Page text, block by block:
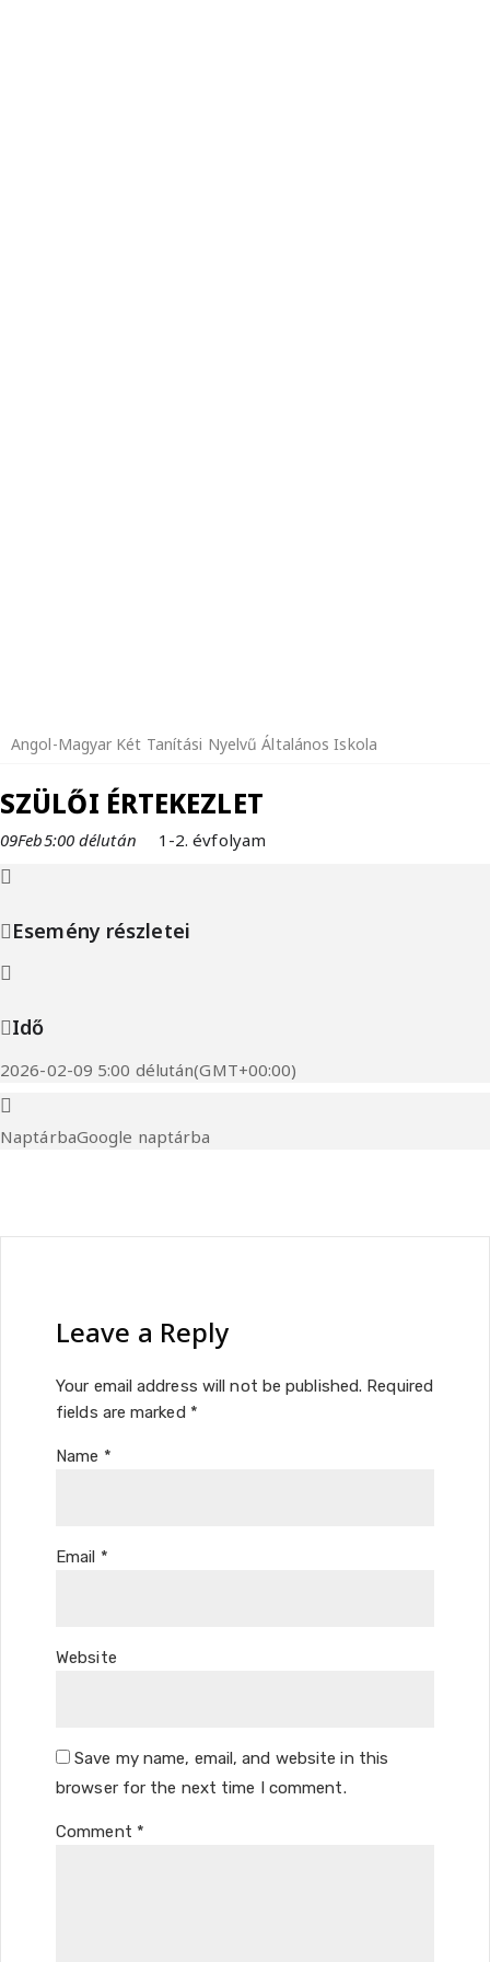
Angol-Magyar Két Tanítási Nyelvű Általános Iskola
SZÜLŐI ÉRTEKEZLET
09Feb5:00 délután 1-2. évfolyam
Esemény részletei
Idő
2026-02-09 5:00 délután(GMT+00:00)
NaptárbaGoogle naptárba
Leave a Reply
Your email address will not be published. Required
fields are marked *
Name *
Email *
Website
Save my name, email, and website in this
browser for the next time I comment.
Comment *